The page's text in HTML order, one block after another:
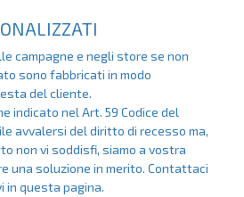
campagne e negli store se non
sono fabbricati in modo
del cliente.
indicato nel Art. 59 Codice del
avvalersi del diritto di recesso ma,
non vi soddisfi, siamo a vostra
una soluzione in merito. Contattaci
in questa pagina.